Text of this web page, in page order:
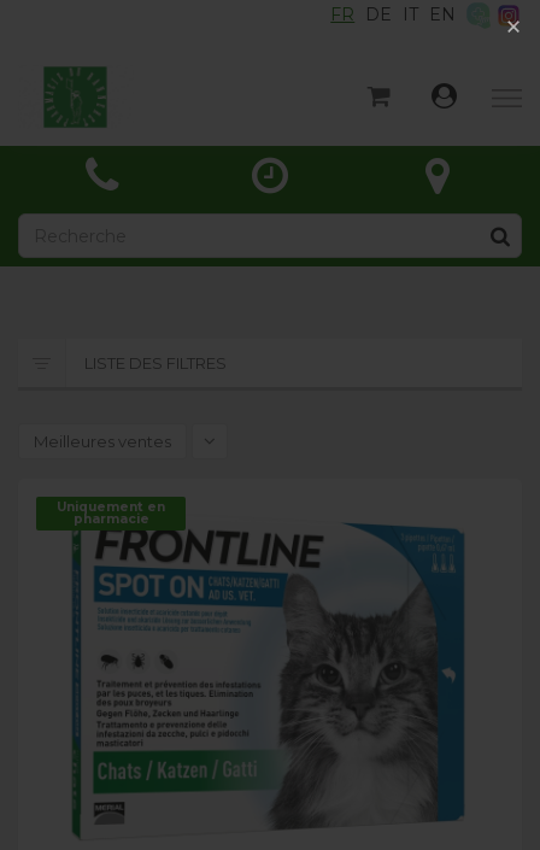
×
FR DE IT EN
×
Accueil
Catégories
Actualités
À propos
LISTE DES FILTRES
Meilleures ventes
Uniquement en
pharmacie